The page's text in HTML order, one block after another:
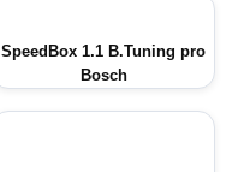
SpeedBox 1.1 B.Tuning pro
Bosch